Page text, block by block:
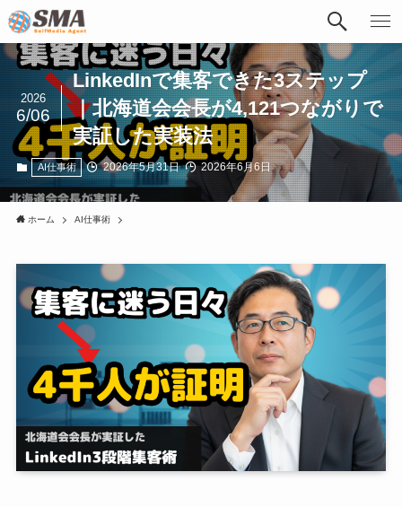
LinkedInで集客できた3ステップ
｜北海道会会長が4,121つながりで
実証した実装法
2026
6/06
AI仕事術 2026年5月31日 2026年6月6日
ホーム AI仕事術